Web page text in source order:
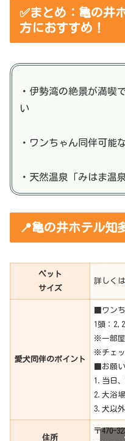
✅まとめ：亀の井
方におすすめ！
・伊勢湾の絶景が満喫
い
・ワンちゃん同伴可能
・天然温泉「みはま温
📍亀の井ホテル知
ペット
サイズ
詳しく
愛犬同伴のポイント
■ワン
1頭：
※一部
※チェッ
■お願
1.当日
2.大浴
3.犬以
住所
〒470-